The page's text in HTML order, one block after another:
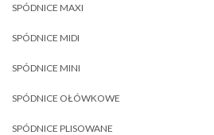
SPÓDNICE MAXI
SPÓDNICE MIDI
SPÓDNICE MINI
SPÓDNICE OŁÓWKOWE
SPÓDNICE PLISOWANE